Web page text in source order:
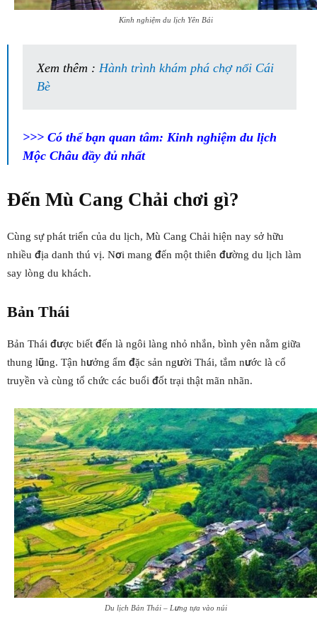
Kinh nghiệm du lịch Yên Bái
Xem thêm : Hành trình khám phá chợ nổi Cái
Bè
>>> Có thể bạn quan tâm: Kinh nghiệm du lịch
Mộc Châuđầy đủ nhất
Đến Mù Cang Chải chơi gì?
Cùng sự phát triển của du lịch, Mù Cang Chải hiện nay sở hữu
nhiều địa danh thú vị. Nơi mang đến một thiên đường du lịch làm
say lòng du khách.
Bản Thái
Bản Thái được biết đến là ngôi làng nhỏ nhắn, bình yên nằm giữa
thung lũng. Tận hưởng ẩm đặc sản người Thái, tắm nước là cổ
truyền và cùng tổ chức các buổi đốt trại thật mãn nhãn.
Du lịch Bản Thái – Lưng tựa vào núi